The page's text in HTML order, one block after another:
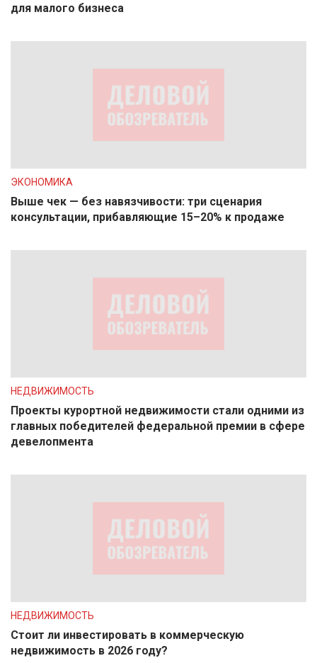
для малого бизнеса
ЭКОНОМИКА
Выше чек — без навязчивости: три сценария
консультации, прибавляющие 15–20% к продаже
НЕДВИЖИМОСТЬ
Проекты курортной недвижимости стали одними из
главных победителей федеральной премии в сфере
девелопмента
НЕДВИЖИМОСТЬ
Стоит ли инвестировать в коммерческую
недвижимость в 2026 году?